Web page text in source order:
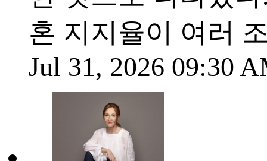
혼 지지율이 여러
Jul 31, 2026 09:30